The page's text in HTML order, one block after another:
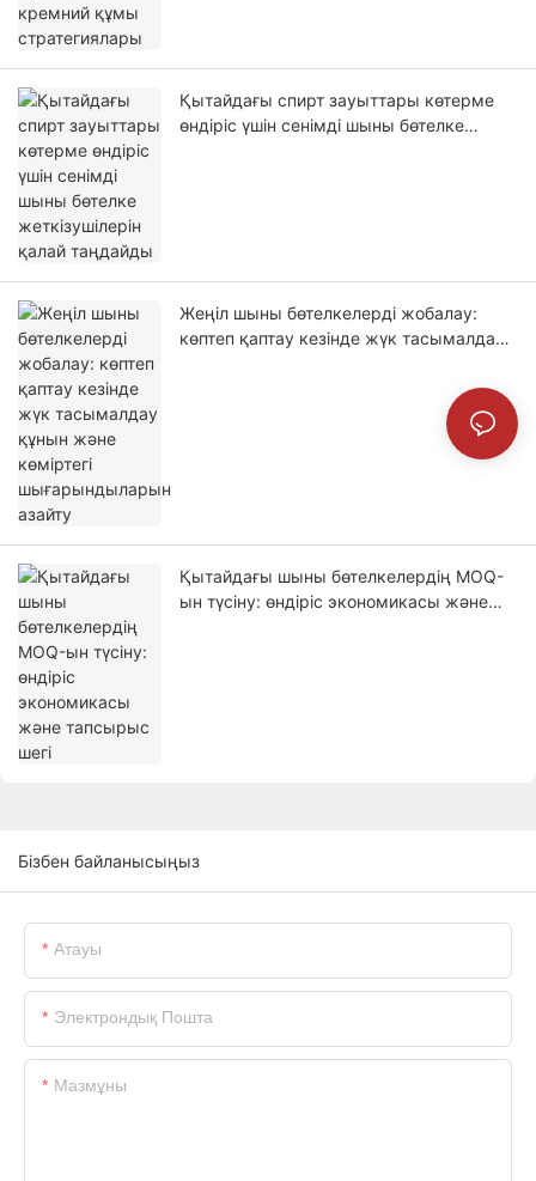
Қытайдағы спирт зауыттары көтерме
өндіріс үшін сенімді шыны бөтелке
Жеңіл шыны бөтелкелерді жобалау:
көптеп қаптау кезінде жүк тасымалдау
Қытайдағы шыны бөтелкелердің MOQ-
ын түсіну: өндіріс экономикасы және
Бізбен байланысыңыз
Атауы
Электрондық Пошта
Мазмұны